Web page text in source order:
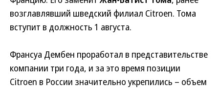
возглавлявший шведский филиал Citroen. Тома
вступит в должность 1 августа.
Франсуа Дембен проработал в представительстве
компании три года, и за это время позиции
Citroen в России значительно укрепились – объем